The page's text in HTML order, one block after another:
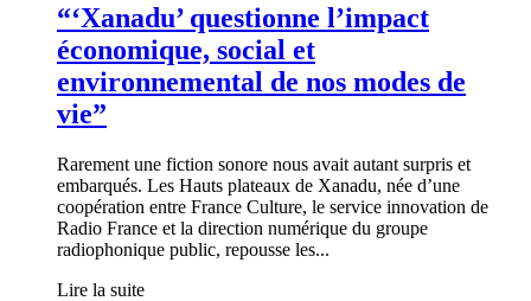
“‘Xanadu’ questionne l’impact
économique, social et
environnemental de nos modes de
vie”
Rarement une fiction sonore nous avait autant surpris et
embarqués. Les Hauts plateaux de Xanadu, née d’une
coopération entre France Culture, le service innovation de
Radio France et la direction numérique du groupe
radiophonique public, repousse les...
Lire la suite